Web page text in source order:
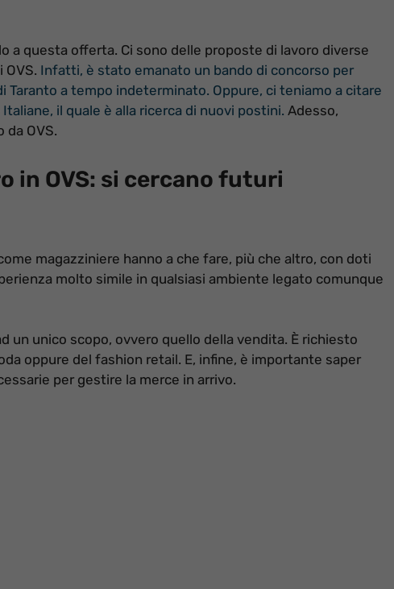
a questa offerta. Ci sono delle proposte di lavoro diverse
Infatti, è stato emanato un bando di concorso per
Taranto a tempo indeterminato. Oppure, ci teniamo a citare
il quale è alla ricerca di nuovi postini. Adesso,
OVS.
in OVS: si cercano futuri
magazziniere hanno a che fare, più che altro, con doti
molto simile in qualsiasi ambiente legato comunque
un unico scopo, ovvero quello della vendita. È richiesto
oppure del fashion retail. E, infine, è importante saper
per gestire la merce in arrivo.